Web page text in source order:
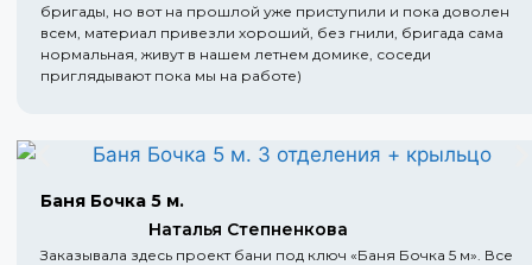
бригады, но вот на прошлой уже приступили и пока доволен
всем, материал привезли хороший, без гнили, бригада сама
нормальная, живут в нашем летнем домике, соседи
приглядывают пока мы на работе)
Баня Бочка 5 м.
Наталья Степненкова
Заказывала здесь проект бани под ключ «Баня Бочка 5 м». Все